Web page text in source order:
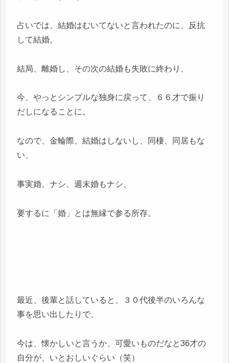
占いでは、結婚はむいてないと言われたのに、反抗
して結婚。
結局、離婚し、その次の結婚も失敗に終わり、
今、やっとシンプルな独身に戻って、６６才で振り
だしになることに。
なので、金輪際、結婚はしないし、同棲、同居もな
い、
事実婚、ナシ、週末婚もナシ、
要するに「婚」とは無縁で参る所存。
最近、後輩と話していると、３０代後半のいろんな
事を思い出したりで、
今は、懐かしいと言うか、可愛いものだなと36才の
自分が、いとおしいぐらい（笑）